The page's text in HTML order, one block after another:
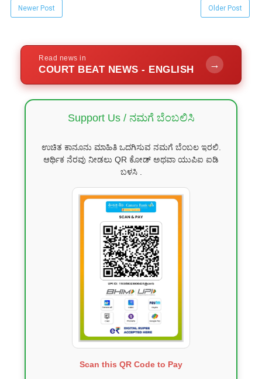
Newer Post Older Post
Read news in
COURT BEAT NEWS - ENGLISH →
Support Us / ನಮಗೆ ಬೆಂಬಲಿಸಿ
ಉಚಿತ ಕಾನೂನು ಮಾಹಿತಿ ಒದಗಿಸುವ ನಮಗೆ ಬೆಂಬಲ ಇರಲಿ.
ಆರ್ಥಿಕ ನೆರವು ನೀಡಲು QR ಕೋಡ್ ಅಥವಾ ಯುಪಿಐ ಐಡಿ
ಬಳಸಿ .
Scan this QR Code to Pay